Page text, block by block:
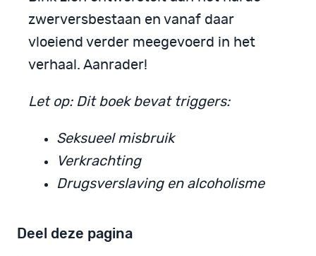
zwerversbestaan en vanaf daar
vloeiend verder meegevoerd in het
verhaal. Aanrader!
Let op: Dit boek bevat triggers:
Seksueel misbruik
Verkrachting
Drugsverslaving en alcoholisme
Deel deze pagina